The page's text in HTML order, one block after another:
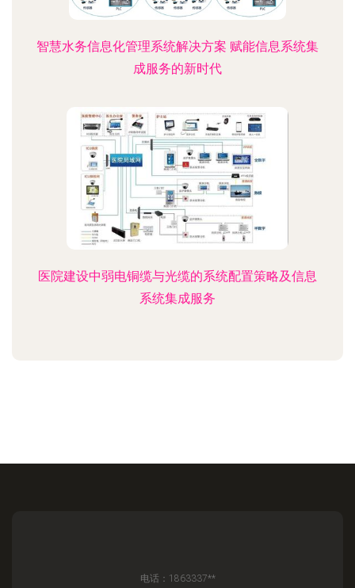
智慧水务信息化管理系统解决方案 赋能信息系统集
成服务的新时代
医院建设中弱电铜缆与光缆的系统配置策略及信息
系统集成服务
电话：1863337**